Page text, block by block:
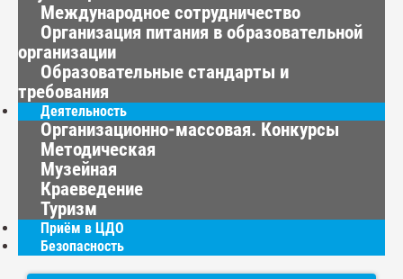
Международное сотрудничество
Организация питания в образовательной
организации
Образовательные стандарты и
требования
Деятельность
Организационно-массовая. Конкурсы
Методическая
Музейная
Краеведение
Туризм
Приём в ЦДО
Безопасность